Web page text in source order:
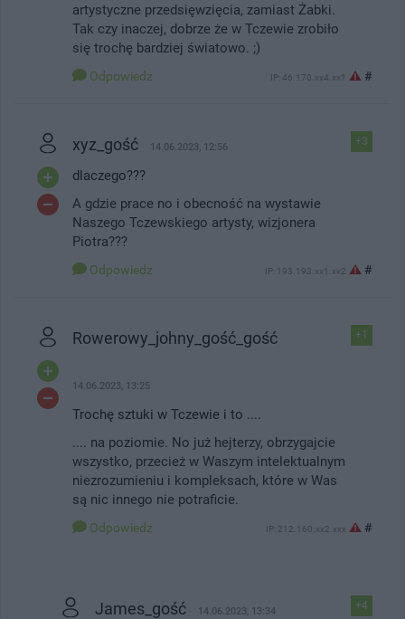
artystyczne przedsięwzięcia, zamiast Żabki.
Tak czy inaczej, dobrze że w Tczewie zrobiło
się trochę bardziej światowo. ;)
Odpowiedz IP: 46.170.xx4.xx1 #
+3
xyz_gość 14.06.2023, 12:56
dlaczego???
A gdzie prace no i obecność na wystawie
Naszego Tczewskiego artysty, wizjonera
Piotra???
Odpowiedz IP: 193.193.xx1.xx2 #
+1
Rowerowy_johny_gość_gość
14.06.2023, 13:25
Trochę sztuki w Tczewie i to ....
.... na poziomie. No już hejterzy, obrzygajcie
wszystko, przecież w Waszym intelektualnym
niezrozumieniu i kompleksach, które w Was
są nic innego nie potraficie.
Odpowiedz IP: 212.160.xx2.xxx #
+4
James_gość 14.06.2023, 13:34